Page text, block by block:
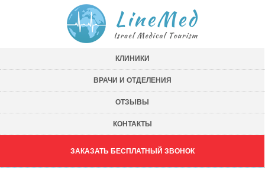
КЛИНИКИ
ВРАЧИ И ОТДЕЛЕНИЯ
ОТЗЫВЫ
КОНТАКТЫ
ЗАКАЗАТЬ БЕСПЛАТНЫЙ ЗВОНОК